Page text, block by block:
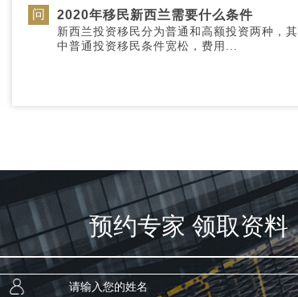
问 2020年移民新西兰需要什么条件
新西兰投资移民分为普通和高额投资两种，其
中普通投资移民条件宽松，费用...
预约专家 领取资料